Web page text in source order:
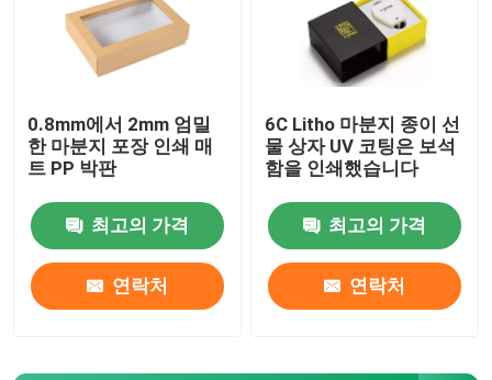
0.8mm에서 2mm 엄밀
한 마분지 포장 인쇄 매
트 PP 박판
최고의 가격
연락처
6C Litho 마분지 종이 선
물 상자 UV 코팅은 보석
함을 인쇄했습니다
최고의 가격
연락처